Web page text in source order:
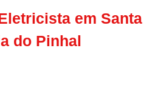
em Santa
do Pinhal